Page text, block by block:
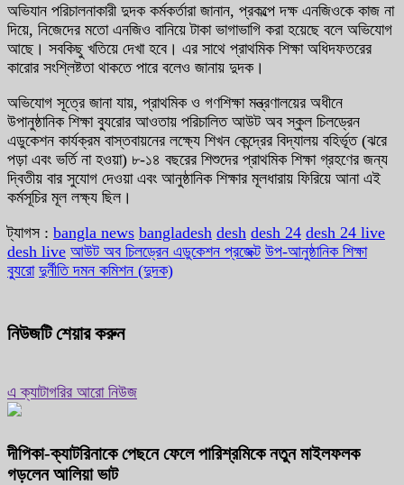
অভিযান পরিচালনাকারী দুদক কর্মকর্তারা জানান, প্রকল্পে দক্ষ এনজিওকে কাজ না
দিয়ে, নিজেদের মতো এনজিও বানিয়ে টাকা ভাগাভাগি করা হয়েছে বলে অভিযোগ
আছে। সবকিছু খতিয়ে দেখা হবে। এর সাথে প্রাথমিক শিক্ষা অধিদফতরের
কারোর সংশ্লিষ্টতা থাকতে পারে বলেও জানায় দুদক।
অভিযোগ সূত্রে জানা যায়, প্রাথমিক ও গণশিক্ষা মন্ত্রণালয়ের অধীনে
উপানুষ্ঠানিক শিক্ষা ব্যুরোর আওতায় পরিচালিত আউট অব স্কুল চিলড্রেন
এডুকেশন কার্যক্রম বাস্তবায়নের লক্ষ্যে শিখন কেন্দ্রের বিদ্যালয় বহির্ভূত (ঝরে
পড়া এবং ভর্তি না হওয়া) ৮-১৪ বছরের শিশুদের প্রাথমিক শিক্ষা গ্রহণের জন্য
দ্বিতীয় বার সুযোগ দেওয়া এবং আনুষ্ঠানিক শিক্ষার মূলধারায় ফিরিয়ে আনা এই
কর্মসূচির মূল লক্ষ্য ছিল।
ট্যাগস : bangla news bangladesh desh desh 24 desh 24 live
desh live আউট অব চিলড্রেন এডুকেশন প্রজেক্ট উপ-আনুষ্ঠানিক শিক্ষা
ব্যুরো দুর্নীতি দমন কমিশন (দুদক)
নিউজটি শেয়ার করুন
এ ক্যাটাগরির আরো নিউজ
দীপিকা-ক্যাটরিনাকে পেছনে ফেলে পারিশ্রমিকে নতুন মাইলফলক
গড়লেন আলিয়া ভাট